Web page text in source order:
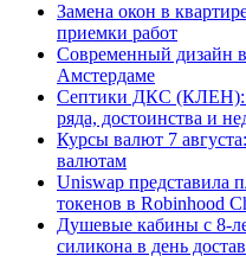
Замена окон в
приемки работ
Современный дизайн
Амстердаме
Септики ДКС (КЛЕН):
ряда, достоинства и
Курсы валют 7
валютам
Uniswap представила
токенов в Robinhood
Душевые кабины с
силикона в день